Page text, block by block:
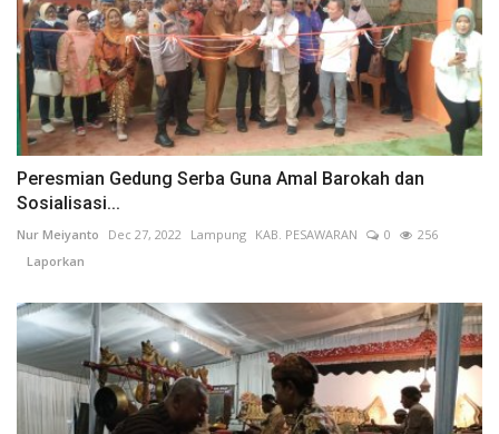
Peresmian Gedung Serba Guna Amal Barokah dan
Sosialisasi...
Nur Meiyanto Dec 27, 2022 Lampung KAB. PESAWARAN 0
256
Laporkan